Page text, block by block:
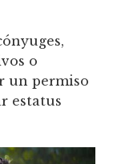
o
un permiso
estatus